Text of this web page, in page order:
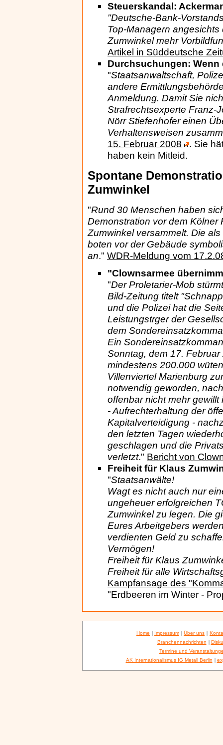
Steuerskandal:
"Deutsche-Bank-
Top-Managern
Zumwinkel mehr
Artikel in Süddeutsche
Durchsuchungen:
"Staatsanwaltschaft,
andere
Anmeldung. Damit Sie
Strafrechtsexperte Franz-
Nörr Stiefenhofer einen
Verhaltensweisen
15. Februar 2008
. Sie
haben kein Mitleid.
Spontane
Zumwinkel
"Rund 30 Menschen haben
Demonstration vor dem
Zumwinkel versammelt. Die
boten vor der Gebäude
an." WDR-Meldung vom
"Clownsarmee
"Der Proletarier-Mob
Bild-Zeitung titelt
und die Polizei hat die
Leistungstrger der
dem
Ein
Sonntag, dem 17.
mindestens 200.000
Villenviertel Marienburg
notwendig geworden,
offenbar nicht mehr
- Aufrechterhaltung der
Kapitalverteidigung -
den letzten Tagen
geschlagen und die
verletzt." Bericht von
Freiheit für Klaus
"Staatsanwälte!
Wagt es nicht auch nur
ungeheuer erfolgreichen
Zumwinkel zu legen. Die
Eures Arbeitgebers
verdienten Geld zu
Vermögen!
Freiheit für Klaus
Freiheit für alle
Kampfansage des
"Erdbeeren im Winter -
Home | Impressum | Über uns |
Branchennachrichten |
Termine und
AK Internationalismus IG Metall Berlin |